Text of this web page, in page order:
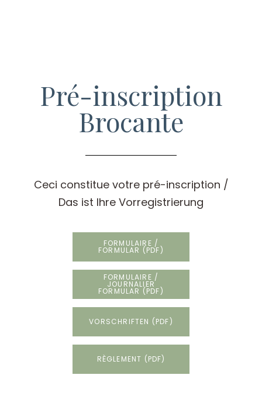
Pré-inscription
Brocante
Ceci constitue votre pré-inscription /
Das ist Ihre Vorregistrierung
FORMULAIRE /
FORMULAR (PDF)
FORMULAIRE /
JOURNALIER
FORMULAR (PDF)
VORSCHRIFTEN (PDF)
RÈGLEMENT (PDF)